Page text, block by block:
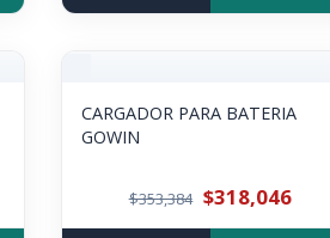
CARGADOR PARA BATERIA
GOWIN
$353,384 $318,046